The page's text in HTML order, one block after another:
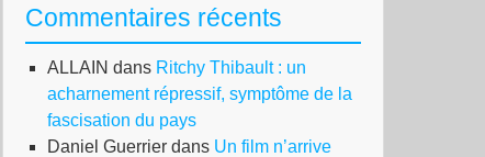
Commentaires récents
ALLAIN dans Ritchy Thibault : un
acharnement répressif, symptôme de la
fascisation du pays
Daniel Guerrier dans Un film n’arrive